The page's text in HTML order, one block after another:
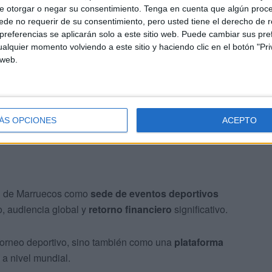
otorgar o negar su consentimiento. Tenga en cuenta que algún
no requerir de su consentimiento, pero usted tiene el derecho de
se aplicarán solo a este sitio web. Puede cambiar sus
momento volviendo a este sitio y haciendo clic en el botón
OPCIONES ACEPTO
marca unrécord financiero para la CAF,
ciento respecto a ediciones anteriores, demostrando
se traduce directamente en
Marruecos como sede de eventos deportivos
audiencia global y retorno financiero significativo.
deportivo, sino también como una plataforma
nivel mundial.